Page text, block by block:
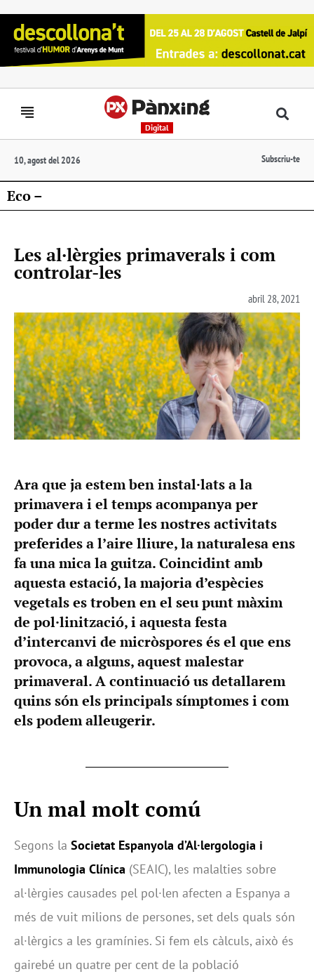
Digital
10, agost del 2026 Subscriu-te
Eco –
Les al·lèrgies primaverals i com
controlar-les
abril 28, 2021
Ara que ja estem ben instal·lats a la
primavera i el temps acompanya per
poder dur a terme les nostres activitats
preferides a l’aire lliure, la naturalesa ens
fa una mica la guitza. Coincidint amb
aquesta estació, la majoria d’espècies
vegetals es troben en el seu punt màxim
de pol·linització, i aquesta festa
d’intercanvi de micròspores és el que ens
provoca, a alguns, aquest malestar
primaveral. A continuació us detallarem
quins són els principals símptomes i com
els podem alleugerir.
Un mal molt comú
Segons la Societat Espanyola d’Al·lergologia i
Immunologia Clínica (SEAIC), les malalties sobre
al·lèrgies causades pel pol·len afecten a Espanya a
més de vuit milions de persones, set dels quals són
al·lèrgics a les gramínies. Si fem els càlculs, això és
gairebé un quatre per cent de la població